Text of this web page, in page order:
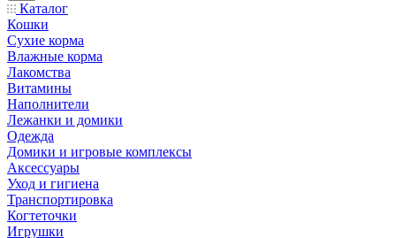
Каталог
Кошки
Сухие корма
Влажные корма
Лакомства
Витамины
Наполнители
Лежанки и домики
Одежда
Домики и игровые комплексы
Аксессуары
Уход и гигиена
Транспортировка
Когтеточки
Игрушки